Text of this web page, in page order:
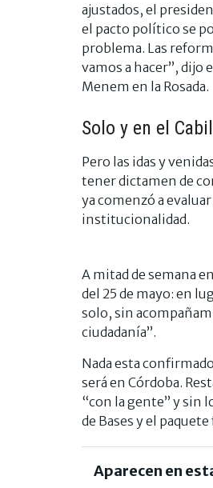
ajustados, el
el pacto político se
problema. Las
vamos a hacer”, dijo
Menem en la Rosada.
Solo y en el
Pero las idas y
tener dictamen de
ya comenzó a
institucionalidad.
A mitad de semana
del 25 de mayo: en
solo, sin
ciudadanía”.
Nada esta
será en Córdoba.
“con la gente” y sin
de Bases y el
Aparecen en